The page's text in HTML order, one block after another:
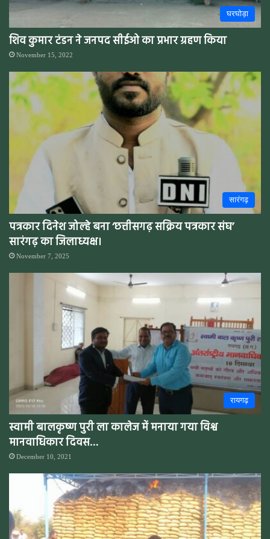
घरघोड़ा
शिव कुमार टंडन ने जनपद सीईओ का प्रभार ग्रहण किया
November 15, 2022
सारंगढ़
पत्रकार दिनेश जोल्हे बना ‘छत्तीसगढ़ सक्रिय पत्रकार संघ’
सारंगढ़ का जिलाध्यक्ष।
November 7, 2025
रायगढ़
स्वामी बालकृष्ण पुरी ला कालेज में मनाया गया विश्व
मानवाधिकार दिवस…
December 10, 2021